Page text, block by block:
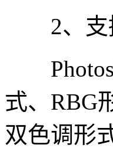
2、支
式、RBG
双色调形